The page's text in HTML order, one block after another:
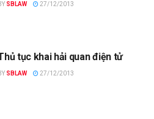
SBLAW 27/12/2013
tục khai hải quan điện tử
SBLAW 27/12/2013